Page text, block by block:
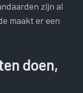
zijn al
maakt er een
doen,